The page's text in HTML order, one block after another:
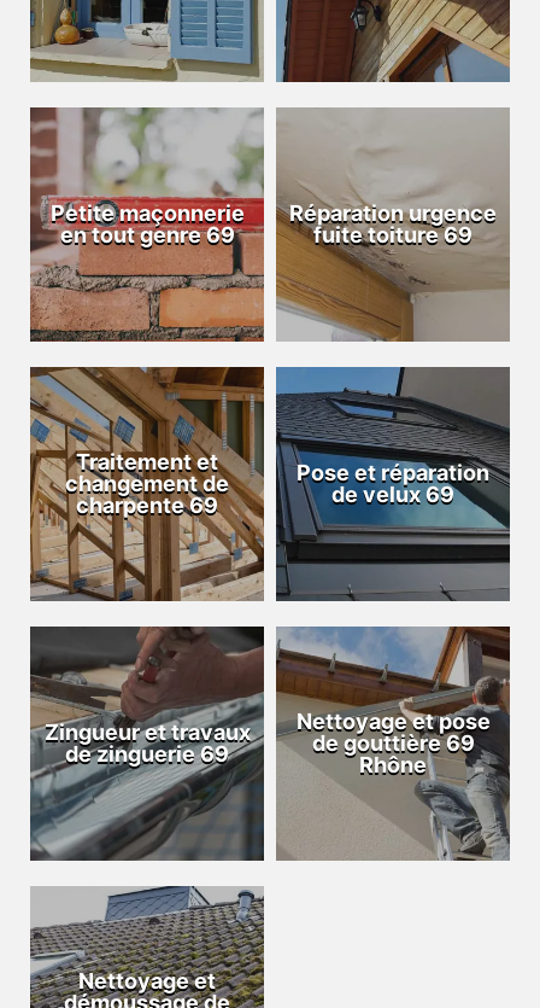
Petite maçonnerie
en tout genre 69
Réparation urgence
fuite toiture 69
Traitement et
changement de
charpente 69
Pose et réparation
de velux 69
Zingueur et travaux
de zinguerie 69
Nettoyage et pose
de gouttière 69
Rhône
Nettoyage et
démoussage de